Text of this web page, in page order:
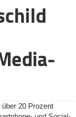
sondern die
Entscheidungen?
klare
ist die Fähigkeit
erscheint?
20 Prozent